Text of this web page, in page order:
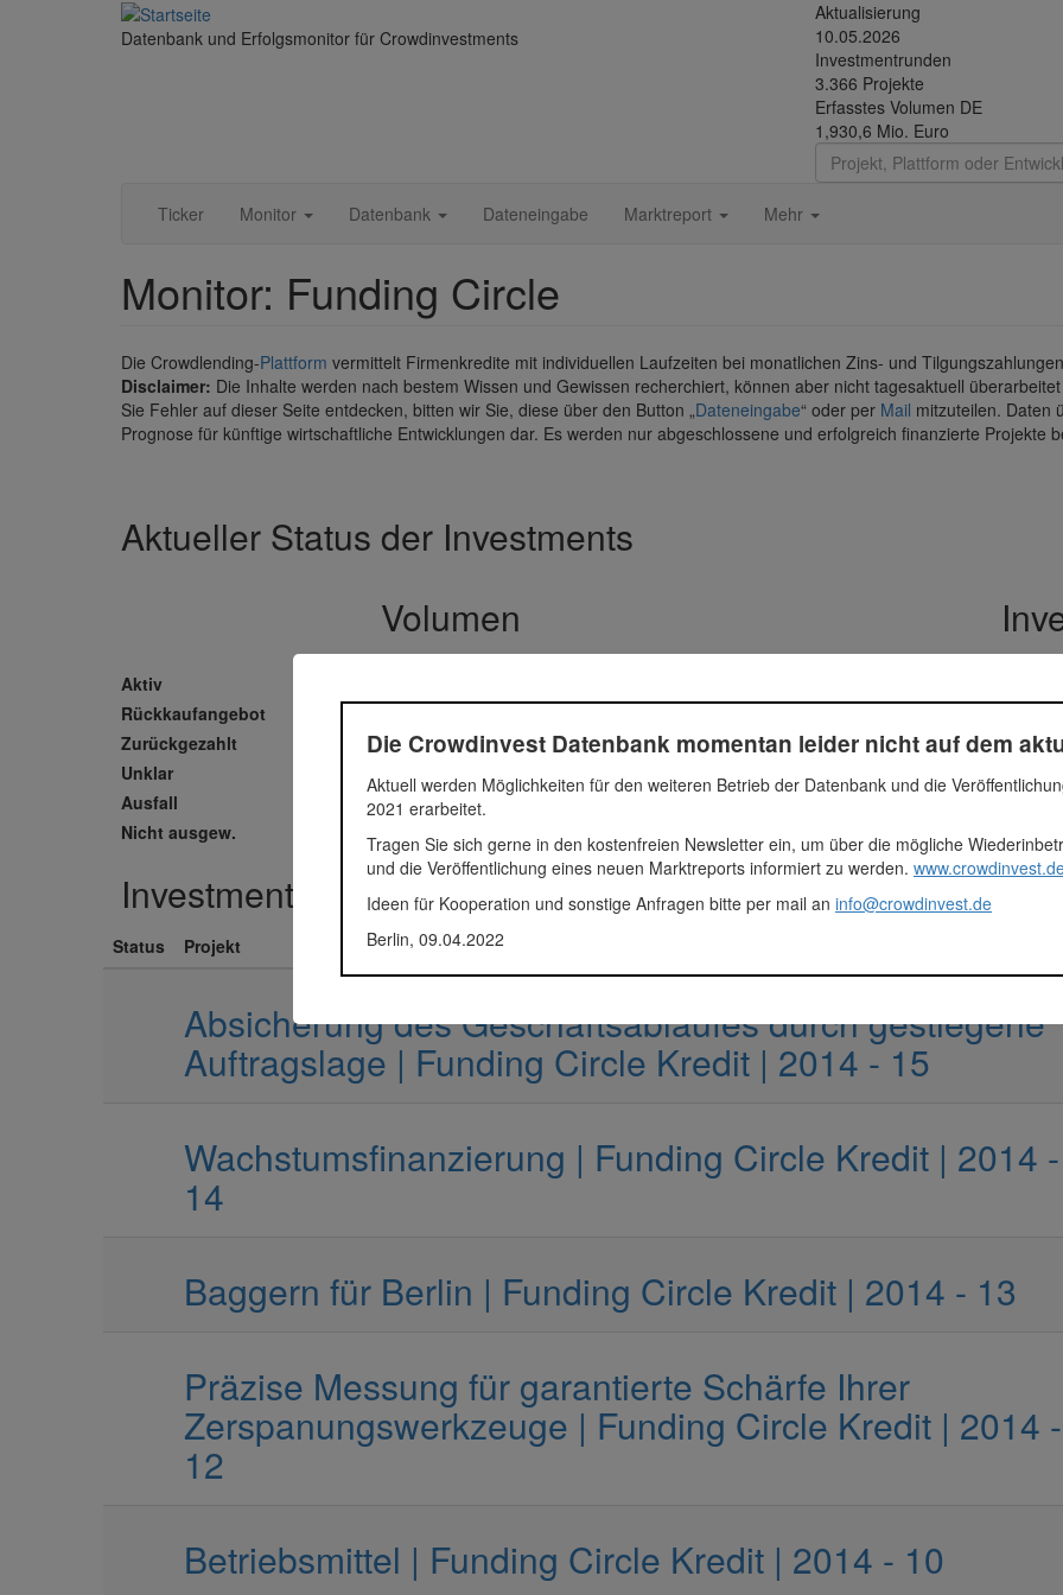
Datenbank und Erfolgsmonitor für Crowdinvestments
Aktualisierung
10.05.2026
Investmentrunden
3.366 Projekte
Erfasstes Volumen DE
1,930,6 Mio. Euro
Ticker Monitor Datenbank Dateneingabe Marktreport Mehr
Monitor: Funding Circle
Die Crowdlending-Plattform vermittelt Firmenkredite mit individuellen Laufzeiten bei monatlichen Zins- und
Disclaimer: Die Inhalte werden nach bestem Wissen und Gewissen recherchiert, können aber nicht tagesaktuell
Sie Fehler auf dieser Seite entdecken, bitten wir Sie, diese über den Button „Dateneingabe“ oder per Mail mitzuteilen. Daten
Prognose für künftige wirtschaftliche Entwicklungen dar. Es werden nur abgeschlossene und erfolgreich finanzierte Projekte
Aktueller Status der Investments
Volumen
105.229.900 Euro
Aktiv
Rückkaufangebot
Zurückgezahlt
0 Euro
0.0%
Unklar
0 Euro
Ausfall
0 Euro
Nicht ausgew.
105.229.900 Euro 100.0%
Zurückgezahlt
0
Unklar
Nicht ausgew.
Investmentrunden
Status Projekt
Absicherung des Geschäftsablaufes durch gestiegene
Auftragslage | Funding Circle Kredit | 2014 - 15
Wachstumsfinanzierung | Funding Circle Kredit | 2014 -
14
Baggern für Berlin | Funding Circle Kredit | 2014 - 13
Präzise Messung für garantierte Schärfe Ihrer
Zerspanungswerkzeuge | Funding Circle Kredit | 2014 -
12
Betriebsmittel | Funding Circle Kredit | 2014 - 10
Die Crowdinvest Datenbank momentan leider nicht auf dem
Aktuell werden Möglichkeiten für den weiteren Betrieb der Datenbank und die
2021 erarbeitet.
Tragen Sie sich gerne in den kostenfreien Newsletter ein, um über die mögliche
und die Veröffentlichung eines neuen Marktreports informiert zu werden.
Ideen für Kooperation und sonstige Anfragen bitte per mail an info@crowdinvest.de
Berlin, 09.04.2022